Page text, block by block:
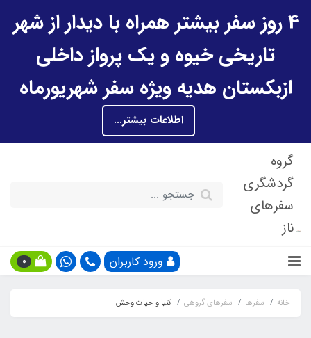
4 روز سفر بیشتر همراه با دیدار از شهر
تاریخی خیوه و یک پرواز داخلی
ازبکستان هدیه ویژه سفر شهریورماه
اطلاعات بیشتر...
گروه
گردشگری
سفرهای
ناز
ورود کاربران 0
خانه سفرها سفرهای گروهی کنیا و حیات وحش